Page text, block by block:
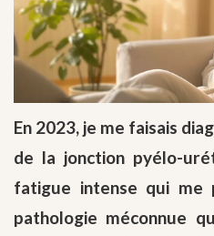
En 2023, je me faisais
de la jonction pyélo-
fatigue intense qui me
pathologie méconnue